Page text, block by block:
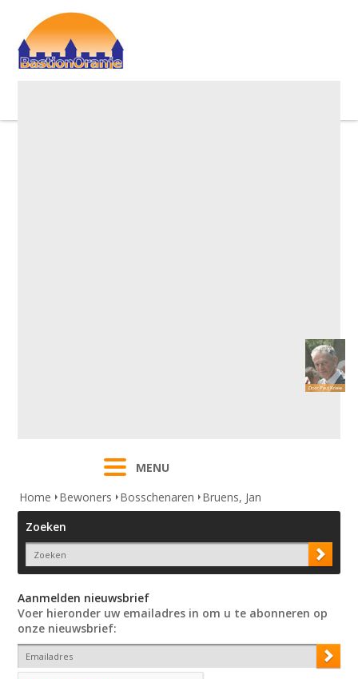
MENU
Home
Bewoners Bosschenaren
Bruens, Jan
Zoeken
Aanmelden nieuwsbrief
Voer hieronder uw emailadres in om u te abonneren op
onze nieuwsbrief: